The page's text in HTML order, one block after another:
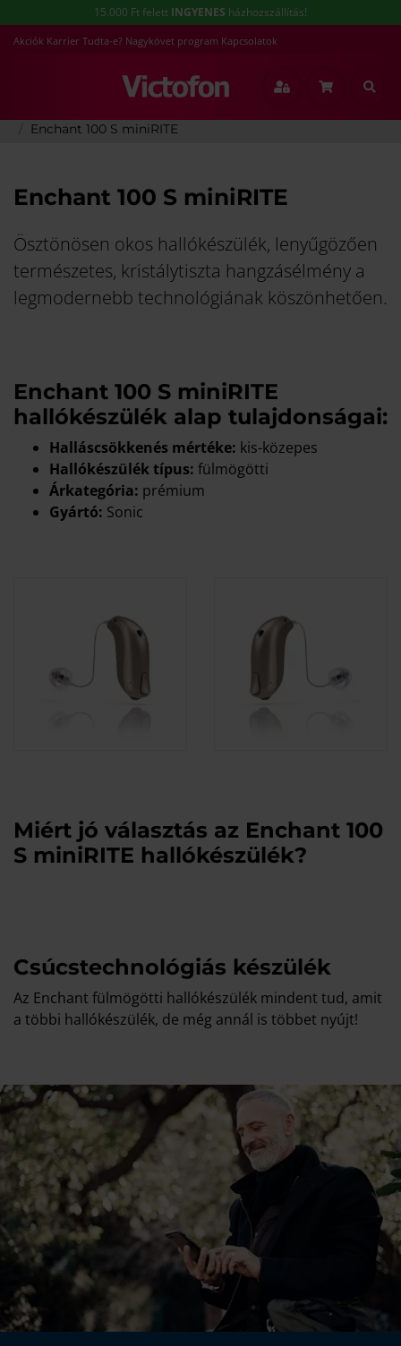
15.000 Ft felett INGYENES házhozszállítás!
Akciók Karrier Tudta-e? Nagykövet program Kapcsolatok
Enchant 100 S miniRITE
Enchant 100 S miniRITE
Ösztönösen okos hallókészülék, lenyűgözően
természetes, kristálytiszta hangzásélmény a
legmodernebb technológiának köszönhetően.
Enchant 100 S miniRITE
hallókészülék alap tulajdonságai:
Halláscsökkenés mértéke: kis-közepes
Hallókészülék típus: fülmögötti
Árkategória: prémium
Gyártó: Sonic
Miért jó választás az Enchant 100
S miniRITE hallókészülék?
Csúcstechnológiás készülék
Az Enchant fülmögötti hallókészülék mindent tud, amit
a többi hallókészülék, de még annál is többet nyújt!